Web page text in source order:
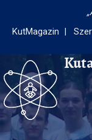
KutMagazin